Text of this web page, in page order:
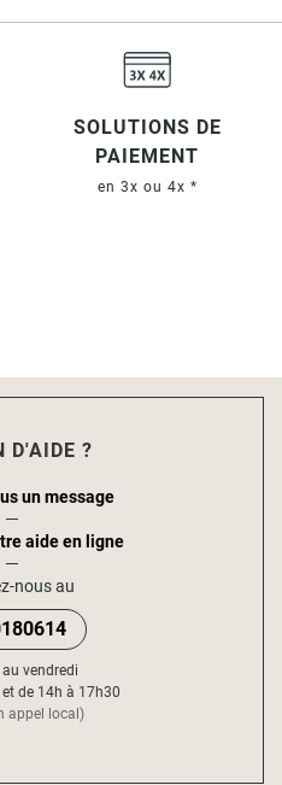
SOLUTIONS DE
PAIEMENT
en 3x ou 4x *
D'AIDE ?
un message
aide en ligne
nous au
vendredi
de 14h à 17h30
appel local)